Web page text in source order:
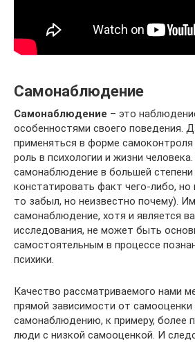
Самонаблюдение
Самонаблюдение – это
особенностями своего поведения.
применяться в форме
роль в психологии и жизни
самонаблюдение в большей
констатировать факт чего-либо, но
то забыл, но неизвестно почему).
самонаблюдение, хотя и является
исследования, не может быть
самостоятельным в процессе
психики.
Качество рассматриваемого нами
прямой зависимости от самооценки
самонаблюдению, к примеру, более
люди с низкой самооценкой. И